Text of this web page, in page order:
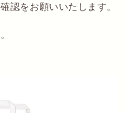
認をお願いいたします。